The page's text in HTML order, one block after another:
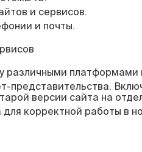
и сервисов.
и почты.
платформами
версии сайта на
корректной работы в